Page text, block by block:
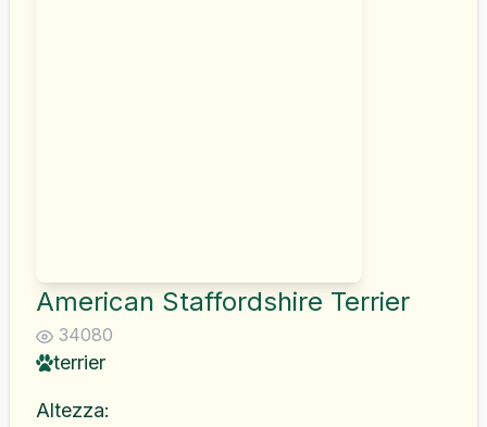
American Staffordshire Terrier
34080
terrier
Altezza: